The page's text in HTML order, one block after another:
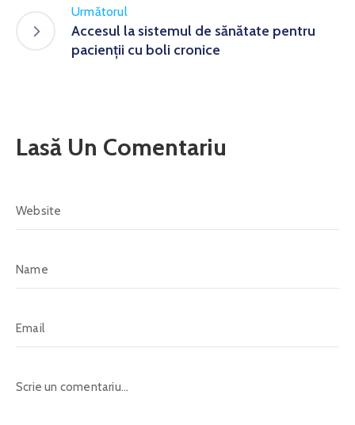
Următorul
Accesul la sistemul de sănătate pentru
pacienții cu boli cronice
Lasă Un Comentariu